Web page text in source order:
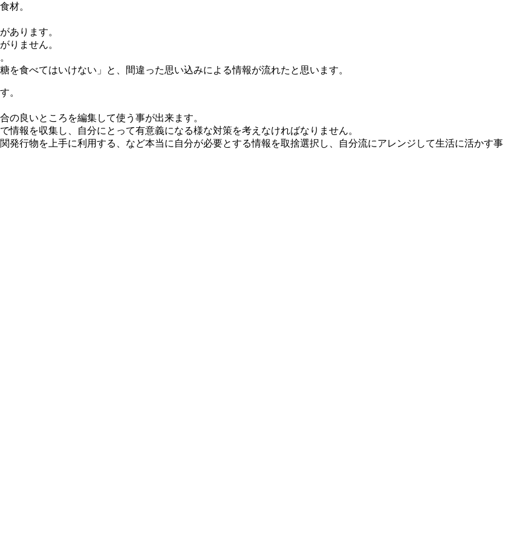
材。
あります。
りません。
食べてはいけない」と、間違った思い込みによる情報が流れたと思います。
。
の良いところを編集して使う事が出来ます。
報を収集し、自分にとって有意義になる様な対策を考えなければなりません。
発行物を上手に利用する、など本当に自分が必要とする情報を取捨選択し、自分流にアレンジして生活に活かす事